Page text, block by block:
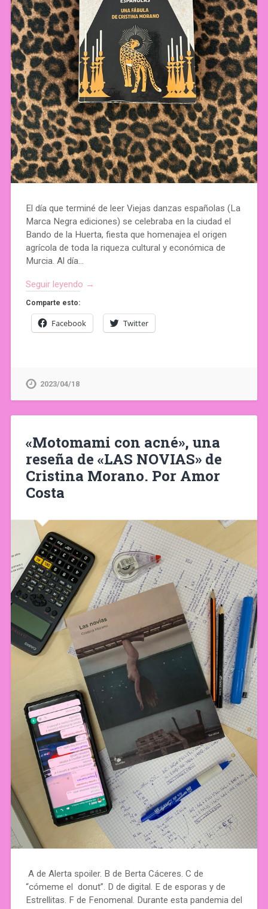
El día que terminé de leer Viejas danzas españolas (La
Marca Negra ediciones) se celebraba en la ciudad el
Bando de la Huerta, fiesta que homenajea el origen
agrícola de toda la riqueza cultural y económica de
Murcia. Al día…
Seguir leyendo →
Comparte esto:
Facebook Twitter
2023/04/18
«Motomami con acné», una
reseña de «LAS NOVIAS» de
Cristina Morano. Por Amor
Costa
A de Alerta spoiler. B de Berta Cáceres. C de
“cómeme el donut”. D de digital. E de esporas y de
Estrellitas. F de Fenomenal. Durante esta pandemia del